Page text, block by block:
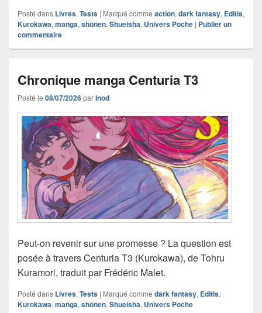
Posté dans Livres,Tests | Marqué comme action,dark fantasy, Editis,
Kurokawa,manga,shônen,Shueisha, Univers Poche | Publier un
commentaire
Chronique manga Centuria T3
Posté le 08/07/2026parInod
Peut-on revenir sur une promesse ? La question est
posée à travers Centuria T3 (Kurokawa), de Tohru
Kuramori, traduit par Frédéric Malet.
Posté dans Livres, Tests | Marqué comme dark fantasy, Editis,
Kurokawa, manga, shônen, Shueisha, Univers Poche